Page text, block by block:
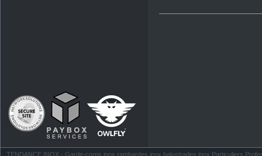
TENDANCE INOX - Garde-corps inox rambardes inox balustrades inox Particuliers